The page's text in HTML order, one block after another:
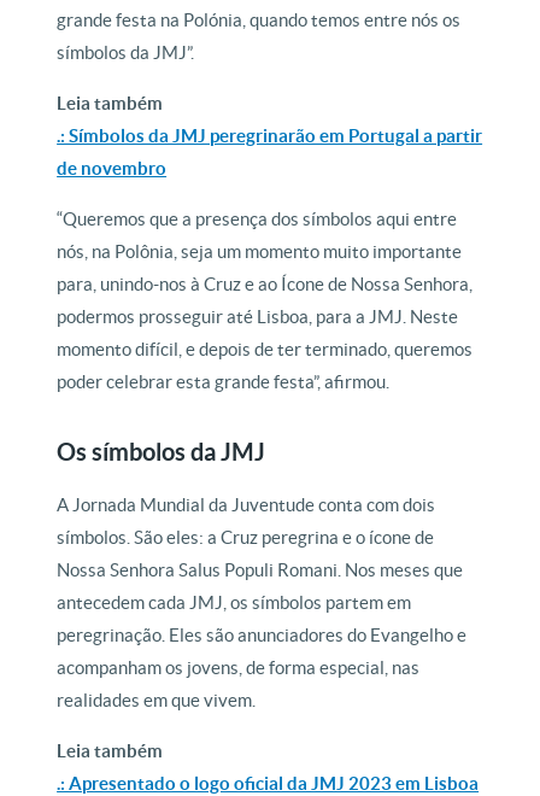
grande festa na Polónia, quando temos entre nós os
símbolos da JMJ”.
Leia também
.: Símbolos da JMJ peregrinarão em Portugal a partir
de novembro
“Queremos que a presença dos símbolos aqui entre
nós, na Polônia, seja um momento muito importante
para, unindo-nos à Cruz e ao Ícone de Nossa Senhora,
podermos prosseguir até Lisboa, para a JMJ. Neste
momento difícil, e depois de ter terminado, queremos
poder celebrar esta grande festa”, afirmou.
Os símbolos da JMJ
A Jornada Mundial da Juventude conta com dois
símbolos. São eles: a Cruz peregrina e o ícone de
Nossa Senhora Salus Populi Romani. Nos meses que
antecedem cada JMJ, os símbolos partem em
peregrinação. Eles são anunciadores do Evangelho e
acompanham os jovens, de forma especial, nas
realidades em que vivem.
Leia também
.: Apresentado o logo oficial da JMJ 2023 em Lisboa